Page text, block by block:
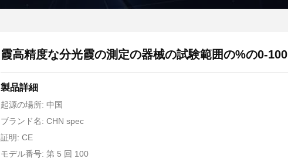
霞高精度な分光霞の測定の器械の試験範囲の%の0-100
製品詳細
起源の場所: 中国
ブランド名: CHN spec
証明: CE
モデル番号: 第 5 回 100